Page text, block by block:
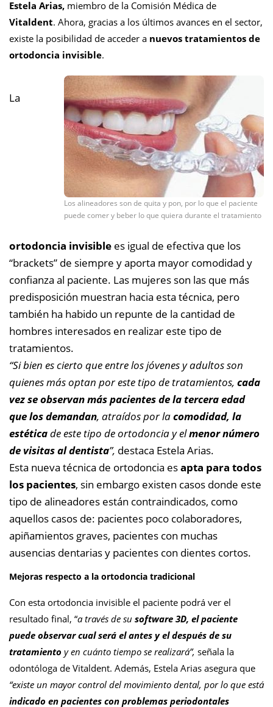
Estela Arias, miembro de la Comisión Médica de
Vitaldent. Ahora, gracias a los últimos avances en el sector,
existe la posibilidad de acceder a nuevos tratamientos de
ortodoncia invisible.
Los alineadores son de quita y pon, por lo que el paciente
puede comer y beber lo que quiera durante el tratamiento
La
ortodoncia invisible es igual de efectiva que los
“brackets” de siempre y aporta mayor comodidad y
confianza al paciente. Las mujeres son las que más
predisposición muestran hacia esta técnica, pero
también ha habido un repunte de la cantidad de
hombres interesados en realizar este tipo de
tratamientos.
“Si bien es cierto que entre los jóvenes y adultos son
quienes más optan por este tipo de tratamientos, cada
vez se observan más pacientes de la tercera edad
que los demandan, atraídos por lacomodidad, la
estéticade este tipo de ortodoncia y elmenor número
de visitas al dentista”, destaca Estela Arias.
Esta nueva técnica de ortodoncia esapta para todos
los pacientes, sin embargo existen casos donde este
tipo de alineadores están contraindicados, como
aquellos casos de: pacientes poco colaboradores,
apiñamientos graves, pacientes con muchas
ausencias dentarias y pacientes con dientes cortos.
Mejoras respecto a la ortodoncia tradicional
Con esta ortodoncia invisible el paciente podrá ver el
resultado final, “a través de su software 3D, el paciente
puede observar cual será el antes y el después de su
tratamiento y en cuánto tiempo se realizará”, señala la
odontóloga de Vitaldent. Además, Estela Arias asegura que
“existe un mayor control del movimiento dental, por lo que está
indicado en pacientes con problemas periodontales